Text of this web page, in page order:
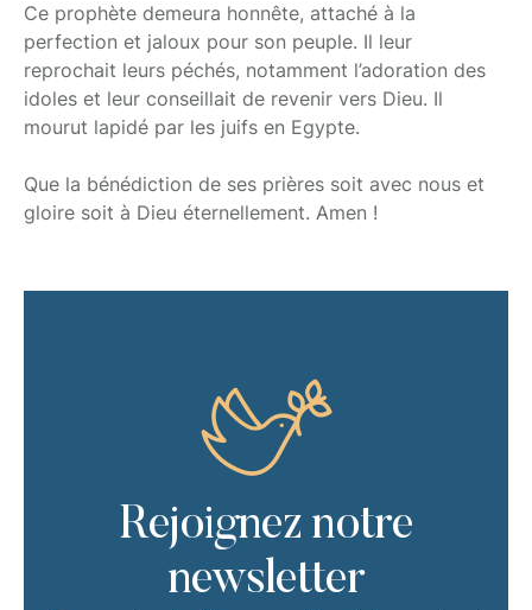
Ce prophète demeura honnête, attaché à la
perfection et jaloux pour son peuple. Il leur
reprochait leurs péchés, notamment l’adoration des
idoles et leur conseillait de revenir vers Dieu. Il
mourut lapidé par les juifs en Egypte.
Que la bénédiction de ses prières soit avec nous et
gloire soit à Dieu éternellement. Amen !
Rejoignez notre
newsletter